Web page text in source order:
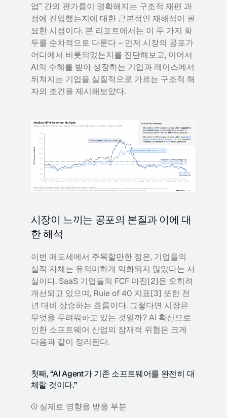
업” 간의 판가름이 명확해지는 구조적 재편 과
정에 진입했는지에 대한 근본적인 재해석이 필
요한 시점이다. 본 리포트에서는 이 두 가지 화
두를 순차적으로 다룬다 – 먼저 시장의 공포가
어디에서 비롯되었는지를 진단해보고, 이어서
AI의 수혜를 받아 성장하는 기업과 레이스에서
뒤쳐지는 기업을 실질적으로 가르는 구조적 해
자의 조건을 제시해보았다.
시장이 느끼는 공포의 본질과 이에 대
한 해석
이번 매도세에서 주목할만한 점은, 기업들의
실적 자체는 유의미하게 악화되지 않았다는 사
실이다. SaaS 기업들의 FCF 마진[2]은 오히려
개선되고 있으며, Rule of 40 지표[3] 또한 전
년 대비 상승하는 흐름이다. 그렇다면 시장은
무엇을 두려워하고 있는 것일까? AI 확산으로
인한 소프트웨어 산업의 잠재적 위협은 크게
다음과 같이 정리된다.
첫째, “AI Agent가 기존 소프트웨어를 완전히 대
체할 것이다.”
① 실제로 영향을 받을 부분